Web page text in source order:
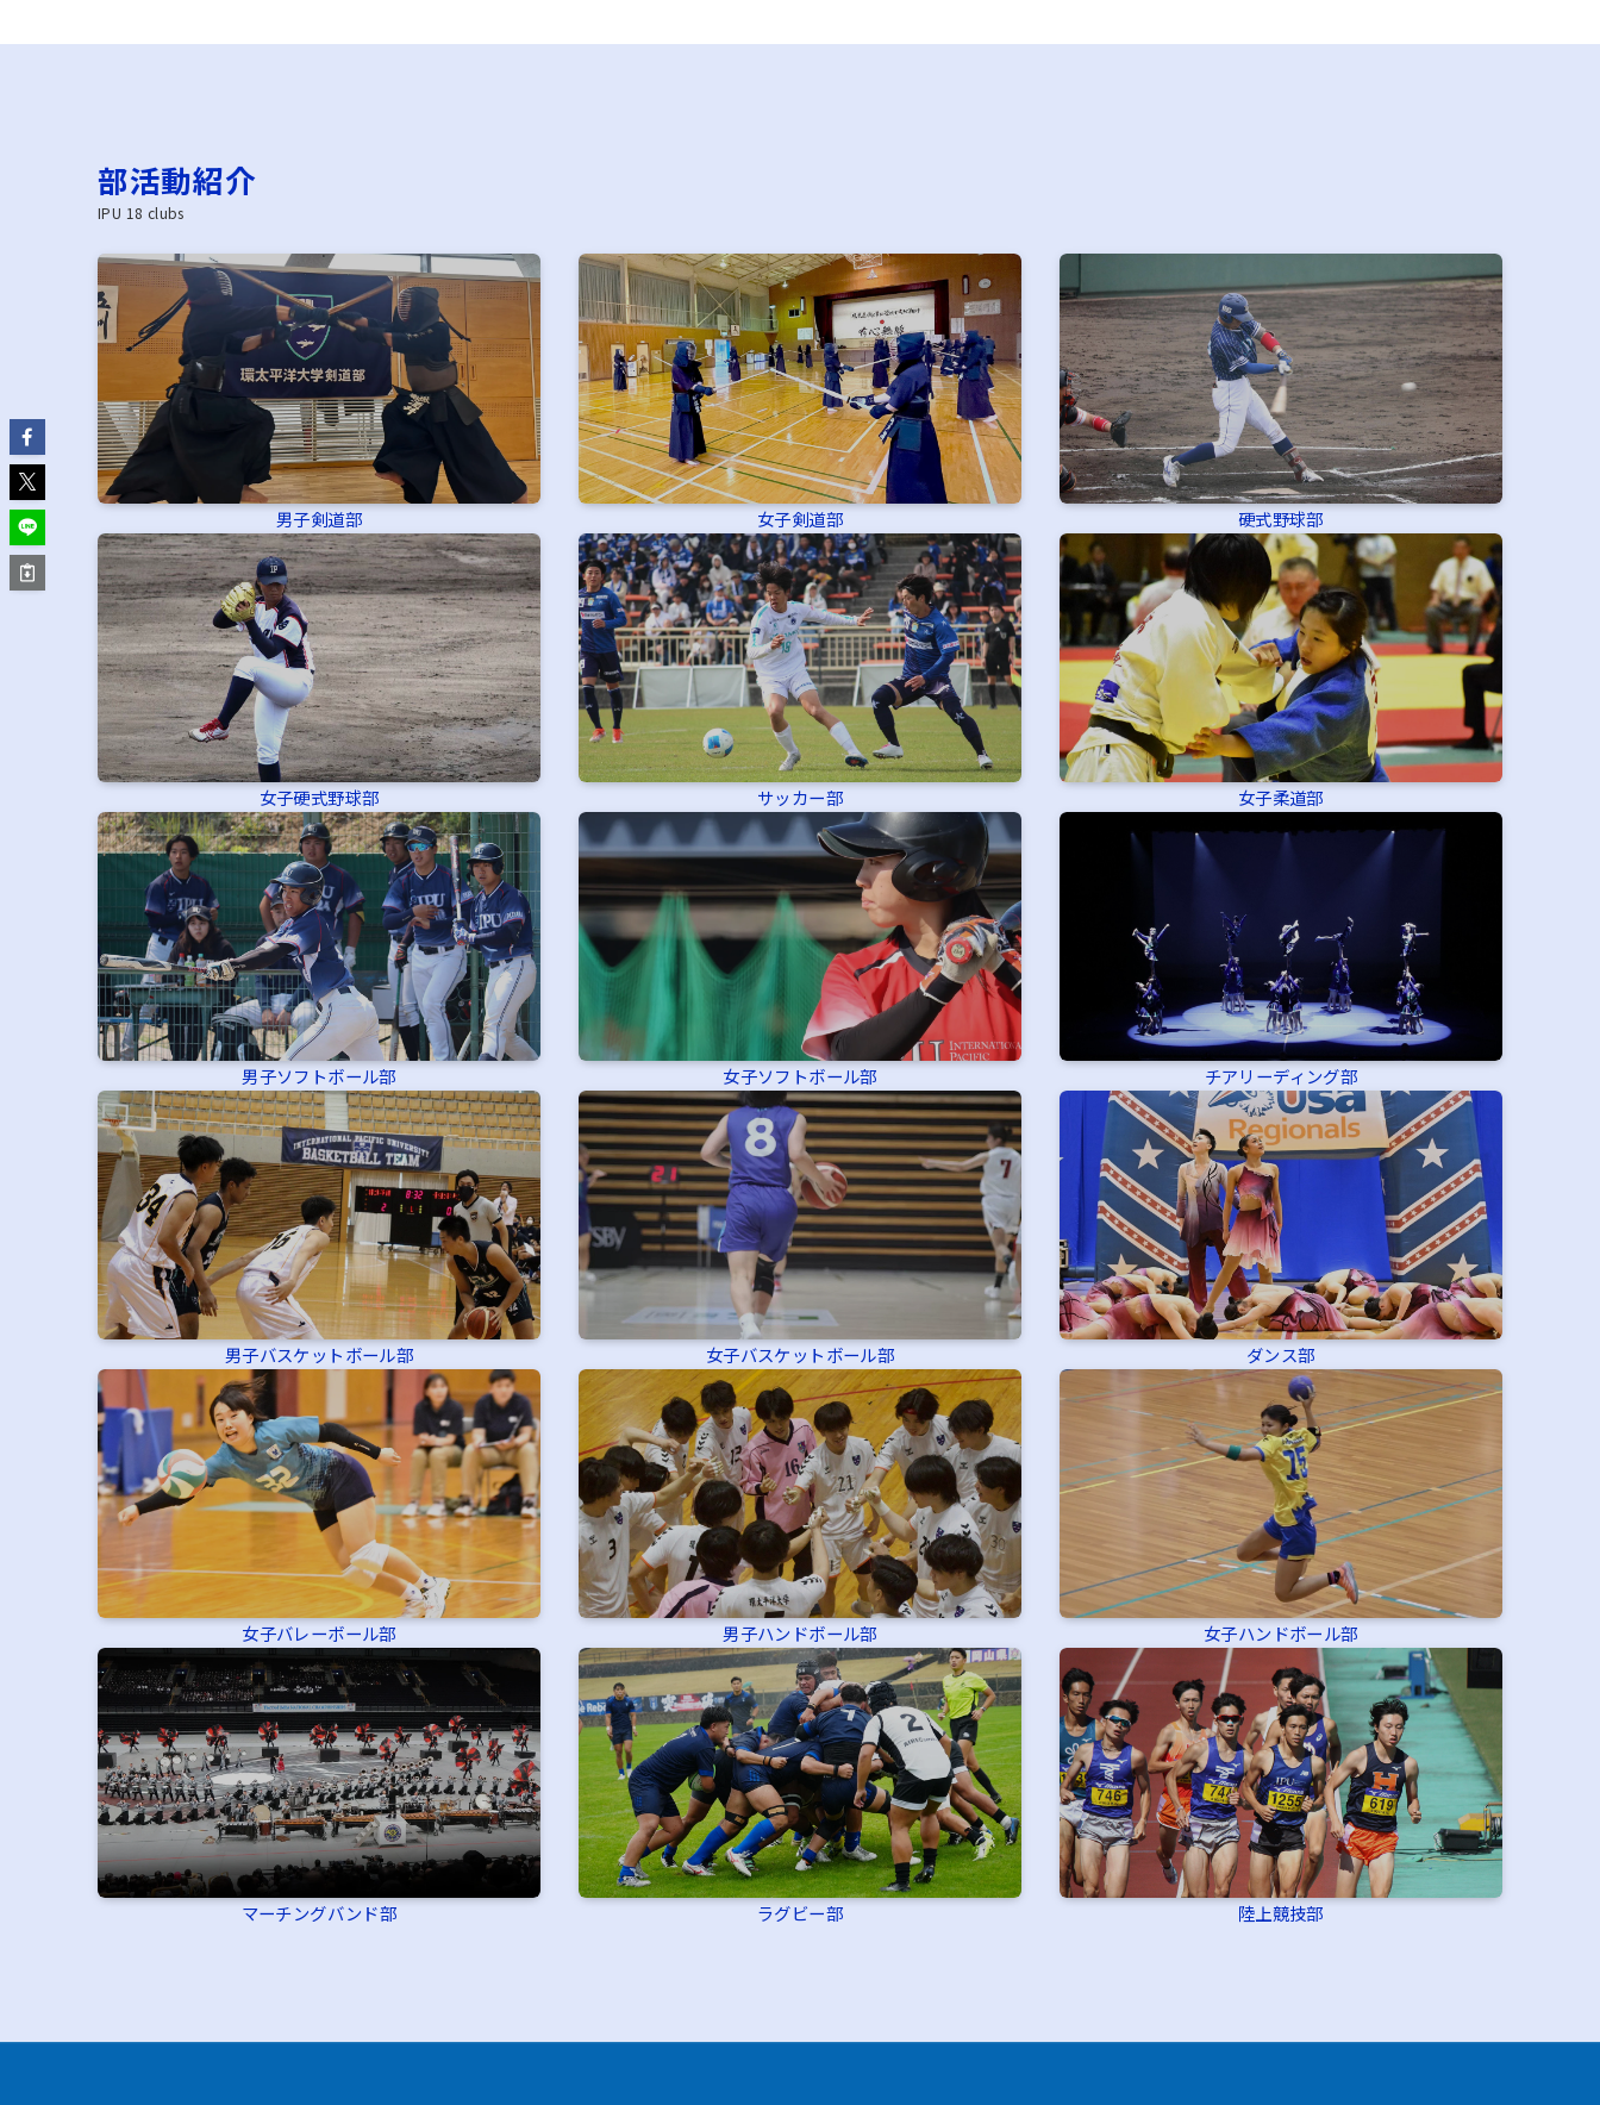
部活動紹介
IPU 18 clubs
男子剣道部 女子剣道部 硬式野球部
女子硬式野球部 サッカー部 女子柔道部
男子ソフトボール部 女子ソフトボール部 チアリーディング部
男子バスケットボール部 女子バスケットボール部 ダンス部
女子バレーボール部 男子ハンドボール部 女子ハンドボール部
マーチングバンド部 ラグビー部 陸上競技部